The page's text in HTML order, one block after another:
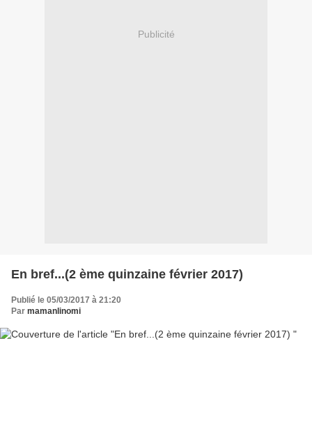
Publicité
En bref...(2 ème quinzaine février 2017)
Publié le 05/03/2017 à 21:20
Par mamanlinomi